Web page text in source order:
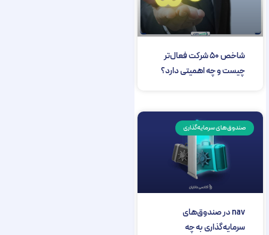
شاخص ۵۰ شرکت فعال‌تر
چیست و چه اهمیتی دارد؟
صندوق‌های سرمایه‌گذاری
nav در صندوق‌های
سرمایه‌‌گذاری به چه